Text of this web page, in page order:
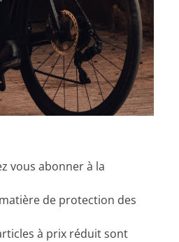
vous abonner à la
de protection des
à prix réduit sont